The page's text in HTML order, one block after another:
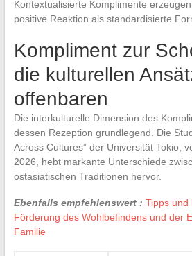
Kontextualisierte Komplimente
positive Reaktion als standardisierte
Kompliment zur
die kulturellen
offenbaren
Die interkulturelle Dimension des
dessen Rezeption grundlegend. Die
Across Cultures” der Universität Tokio,
2026, hebt markante Unterschiede
ostasiatischen Traditionen hervor.
Ebenfalls empfehlenswert : Tipps und
Förderung des Wohlbefindens und der
Familie